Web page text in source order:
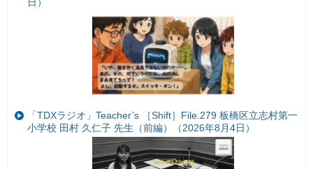
日）
「TDXラジオ」Teacher’s ［Shift］File.279 板橋区立志村第一
小学校 田村 久仁子 先生（前編）（2026年8月4日）